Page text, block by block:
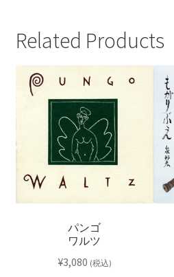
Related Products
パンゴ
ワルツ
¥3,080 (税込)